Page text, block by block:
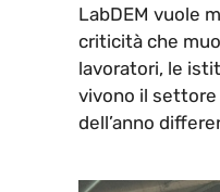
LabDEM vuole
criticità che
lavoratori, le
vivono il
dell’anno